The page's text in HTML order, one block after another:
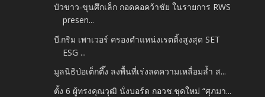
บัวขาว-ขุนศึกเล็ก กอดคอคว้าชัย ในรายการ RWS
presen...
บี.กริม เพาเวอร์ ครองตำแหน่งเรตติ้งสูงสุด SET
ESG ...
มูลนิธิป่อเต็กตึ๊ง ลงพื้นที่เร่งลดความเหลื่อมล้ำ ส...
ตั้ง 6 ผู้ทรงคุณวุฒิ นั่งบอร์ด กอวช.ชุดใหม่ “ศุภมา...